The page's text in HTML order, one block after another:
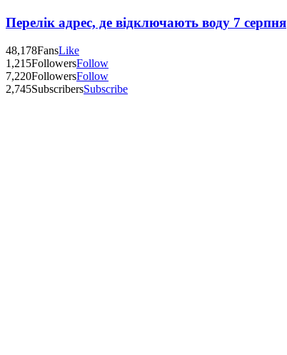
Перелік адрес, де відключають воду 7 серпня
48,178FansLike
1,215FollowersFollow
7,220FollowersFollow
2,745SubscribersSubscribe